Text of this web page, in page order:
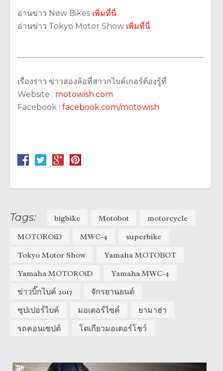
อ่านข่าว New Bikes เพิ่มที่นี่
อ่านข่าว Tokyo Motor Show เพิ่มที่นี่
เรื่องราว ข่าวสองล้อที่สาวกไบค์เกอร์ต้องรู้ที่
Website : motowish.com
Facebook : facebook.com/motowish
Tags: bigbike Motobot
motorcycle
MOTOROiD
MWC-4
superbike
Tokyo Motor Show
Yamaha MOTOBOT
Yamaha MOTOROiD
Yamaha MWC-4
ข่าวบิ๊กไบค์ 2017
จักรยานยนต์
ซุปเปอร์ไบค์
มอเตอร์ไซค์
ยามาฮ่า
รถคอนเซปต์
โตเกียวมอเตอร์โชว์